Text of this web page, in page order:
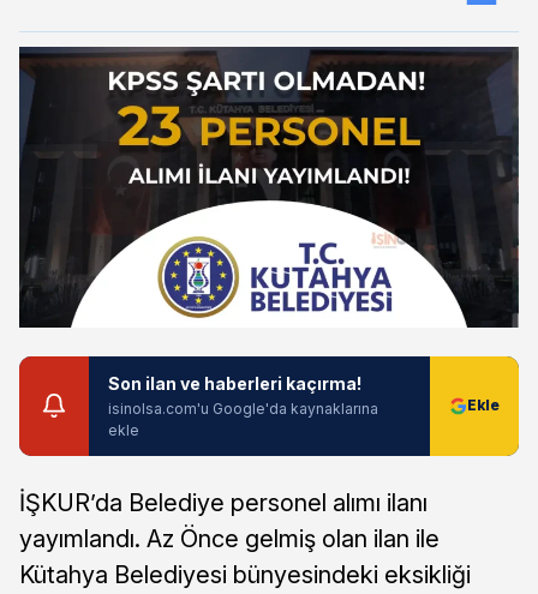
Son ilan ve haberleri kaçırma!
isinolsa.com'u Google'da kaynaklarına
ekle
İŞKUR’da Belediye personel alımı ilanı
yayımlandı. Az Önce gelmiş olan ilan ile
Kütahya Belediyesi bünyesindeki eksikliği